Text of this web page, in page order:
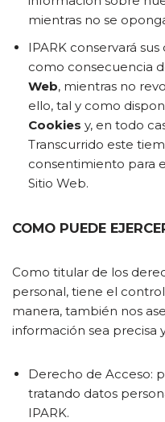
mientras no se
IPARK conservará
como consecuencia
Web, mientras no
ello, tal y como
Cookies y, en todo
Transcurrido este
consentimiento para
Sitio Web.
COMO PUEDE
Como titular de los
personal, tiene el
manera, también nos
información sea precisa
Derecho de Acceso:
tratando datos
IPARK.